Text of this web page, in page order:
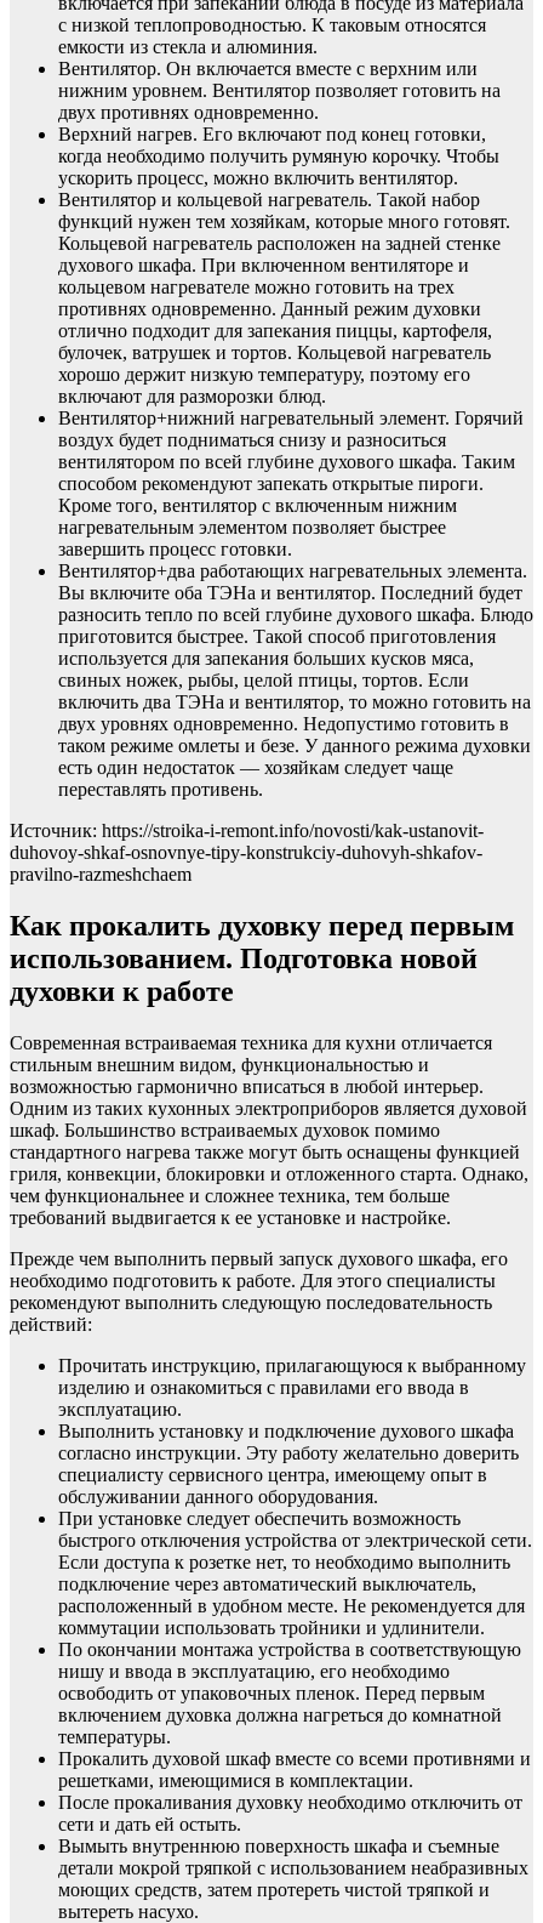
с низкой теплопроводностью. К таковым относятся
емкости из стекла и алюминия.
Вентилятор. Он включается вместе с верхним или
нижним уровнем. Вентилятор позволяет готовить на
двух противнях одновременно.
Верхний нагрев. Его включают под конец готовки,
когда необходимо получить румяную корочку. Чтобы
ускорить процесс, можно включить вентилятор.
Вентилятор и кольцевой нагреватель. Такой набор
функций нужен тем хозяйкам, которые много готовят.
Кольцевой нагреватель расположен на задней стенке
духового шкафа. При включенном вентиляторе и
кольцевом нагревателе можно готовить на трех
противнях одновременно. Данный режим духовки
отлично подходит для запекания пиццы, картофеля,
булочек, ватрушек и тортов. Кольцевой нагреватель
хорошо держит низкую температуру, поэтому его
включают для разморозки блюд.
Вентилятор+нижний нагревательный элемент. Горячий
воздух будет подниматься снизу и разноситься
вентилятором по всей глубине духового шкафа. Таким
способом рекомендуют запекать открытые пироги.
Кроме того, вентилятор с включенным нижним
нагревательным элементом позволяет быстрее
завершить процесс готовки.
Вентилятор+два работающих нагревательных элемента.
Вы включите оба ТЭНа и вентилятор. Последний будет
разносить тепло по всей глубине духового шкафа. Блюдо
приготовится быстрее. Такой способ приготовления
используется для запекания больших кусков мяса,
свиных ножек, рыбы, целой птицы, тортов. Если
включить два ТЭНа и вентилятор, то можно готовить на
двух уровнях одновременно. Недопустимо готовить в
таком режиме омлеты и безе. У данного режима духовки
есть один недостаток — хозяйкам следует чаще
переставлять противень.
Источник: https://stroika-i-remont.info/novosti/kak-ustanovit-
duhovoy-shkaf-osnovnye-tipy-konstrukciy-duhovyh-shkafov-
pravilno-razmeshchaem
Как прокалить духовку перед первым
использованием. Подготовка новой
духовки к работе
Современная встраиваемая техника для кухни отличается
стильным внешним видом, функциональностью и
возможностью гармонично вписаться в любой интерьер.
Одним из таких кухонных электроприборов является духовой
шкаф. Большинство встраиваемых духовок помимо
стандартного нагрева также могут быть оснащены функцией
гриля, конвекции, блокировки и отложенного старта. Однако,
чем функциональнее и сложнее техника, тем больше
требований выдвигается к ее установке и настройке.
Прежде чем выполнить первый запуск духового шкафа, его
необходимо подготовить к работе. Для этого специалисты
рекомендуют выполнить следующую последовательность
действий:
Прочитать инструкцию, прилагающуюся к выбранному
изделию и ознакомиться с правилами его ввода в
эксплуатацию.
Выполнить установку и подключение духового шкафа
согласно инструкции. Эту работу желательно доверить
специалисту сервисного центра, имеющему опыт в
обслуживании данного оборудования.
При установке следует обеспечить возможность
быстрого отключения устройства от электрической сети.
Если доступа к розетке нет, то необходимо выполнить
подключение через автоматический выключатель,
расположенный в удобном месте. Не рекомендуется для
коммутации использовать тройники и удлинители.
По окончании монтажа устройства в соответствующую
нишу и ввода в эксплуатацию, его необходимо
освободить от упаковочных пленок. Перед первым
включением духовка должна нагреться до комнатной
температуры.
Прокалить духовой шкаф вместе со всеми противнями и
решетками, имеющимися в комплектации.
После прокаливания духовку необходимо отключить от
сети и дать ей остыть.
Вымыть внутреннюю поверхность шкафа и съемные
детали мокрой тряпкой с использованием неабразивных
моющих средств, затем протереть чистой тряпкой и
вытереть насухо.